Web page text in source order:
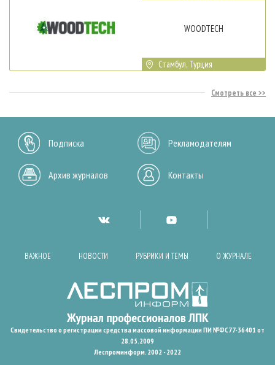
WOODTECH
Стамбул, Турция
Смотреть все
Подписка Рекламодателям
Архив журналов Контакты
ВАЖНОЕ НОВОСТИ РУБРИКИ И ТЕМЫ О ЖУРНАЛЕ
Свидетельство о регистрации средства массовой информации ПИ №ФС77-36401 от
28.05.2009
Леспроминформ. 2002 - 2022